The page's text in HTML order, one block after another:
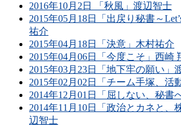
2016年10月2日 「秋風」渡辺智士
2015年05月18日「出戻り秘書～
祐介
2015年04月18日「決意」木村祐介
2015年04月06日「今度こそ」西崎
2015年03月23日「地下牢の願い」
2015年02月02日「チーム手塚、活
2014年12月01日「屈しない、秘書
2014年11月10日「政治とカネと、
辺智士